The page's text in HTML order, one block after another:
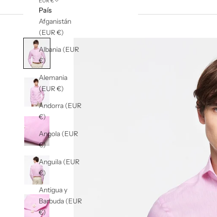
País
Afganistán
(EUR €)
Albania (EUR
€)
Alemania
(EUR €)
Andorra (EUR
€)
Angola (EUR
€)
Anguila (EUR
€)
Antigua y
Barbuda (EUR
€)